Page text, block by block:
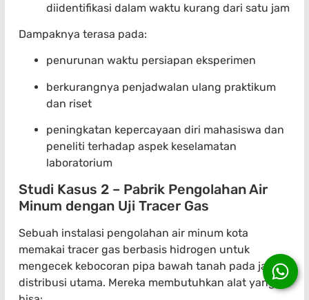
diidentifikasi dalam waktu kurang dari satu jam
Dampaknya terasa pada:
penurunan waktu persiapan eksperimen
berkurangnya penjadwalan ulang praktikum
dan riset
peningkatan kepercayaan diri mahasiswa dan
peneliti terhadap aspek keselamatan
laboratorium
Studi Kasus 2 – Pabrik Pengolahan Air
Minum dengan Uji Tracer Gas
Sebuah instalasi pengolahan air minum kota
memakai tracer gas berbasis hidrogen untuk
mengecek kebocoran pipa bawah tanah pada jalur
distribusi utama. Mereka membutuhkan alat yang